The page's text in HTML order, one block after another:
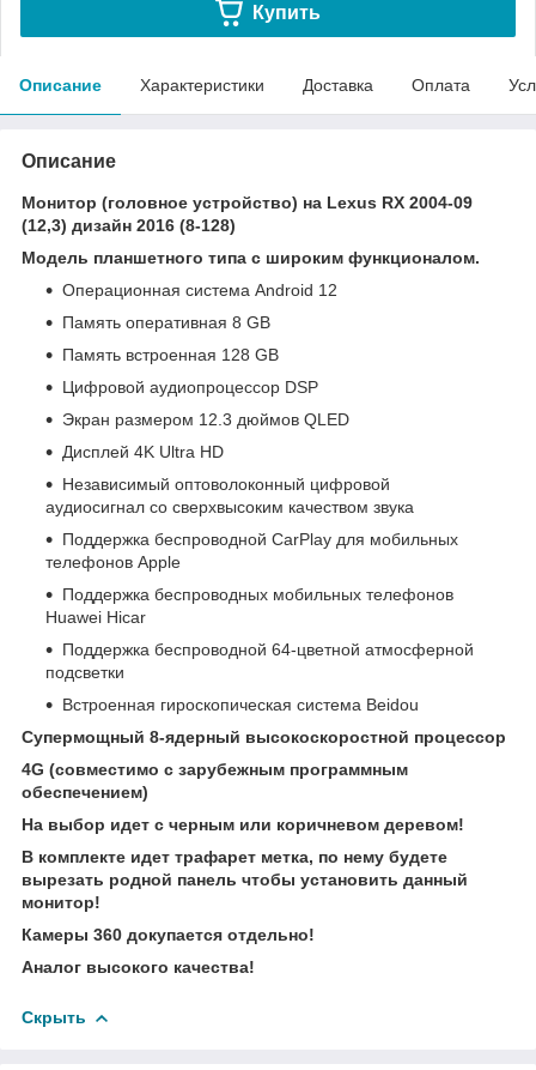
Купить
Описание Характеристики Доставка Оплата
Описание
Монитор (головное устройство) на Lexus RX 2004-09
(12,3) дизайн 2016 (8-128)
Модель планшетного типа с широким функционалом.
Операционная система Android 12
Память оперативная 8 GB
Память встроенная 128 GB
Цифровой аудиопроцессор DSP
Экран размером 12.3 дюймов QLED
Дисплей 4K Ultra HD
Независимый оптоволоконный цифровой
аудиосигнал со сверхвысоким качеством звука
Поддержка беспроводной CarPlay для мобильных
телефонов Apple
Поддержка беспроводных мобильных телефонов
Huawei Hicar
Поддержка беспроводной 64-цветной атмосферной
подсветки
Встроенная гироскопическая система Beidou
Супермощный 8-ядерный высокоскоростной процессор
4G (совместимо с зарубежным программным
обеспечением)
На выбор идет с черным или коричневом деревом!
В комплекте идет трафарет метка, по нему будете
вырезать родной панель чтобы установить данный
монитор!
Камеры 360 докупается отдельно!
Аналог высокого качества!
Скрыть